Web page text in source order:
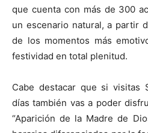
que cuenta con más de 300
un escenario natural, a partir
de los momentos más
festividad en total plenitud.
Cabe destacar que si visitas
días también vas a poder
“Aparición de la Madre de